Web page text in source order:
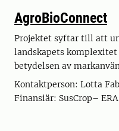
AgroBioConnect
Projektet syftar till att
landskapets
betydelsen av
Kontaktperson: Lotta
Finansiär: SusCrop–